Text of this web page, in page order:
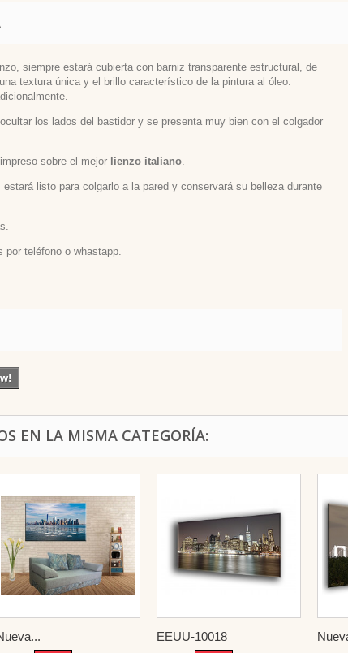
siempre estará cubierta con barniz transparente estructural, de
textura única y el brillo característico de la pintura al óleo.
los lados del bastidor y se presenta muy bien con el colgador
sobre el mejor lienzo italiano
listo para colgarlo a la pared y conservará su belleza durante
por teléfono o whastapp.
EN LA MISMA CATEGORÍA:
EEUU-10018